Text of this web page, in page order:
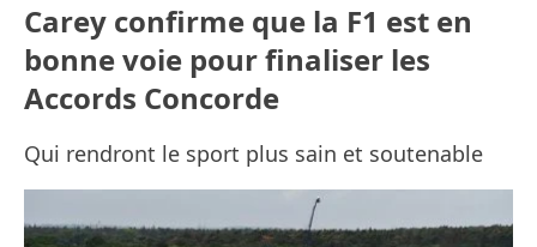
Carey confirme que la F1 est en
bonne voie pour finaliser les
Accords Concorde
Qui rendront le sport plus sain et soutenable